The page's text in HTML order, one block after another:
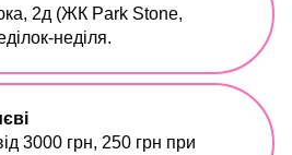
2д (ЖК Park Stone,
неділя.
3000 грн, 250 грн при